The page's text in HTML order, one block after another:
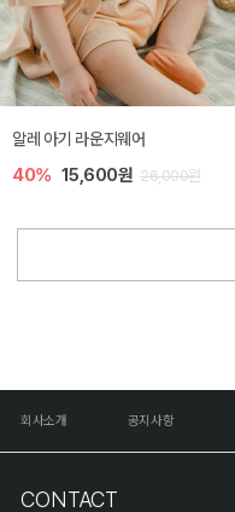
알레 아기 라운지웨어
40% 15,600원 26,000원
회사소개 공지사항
CONTACT